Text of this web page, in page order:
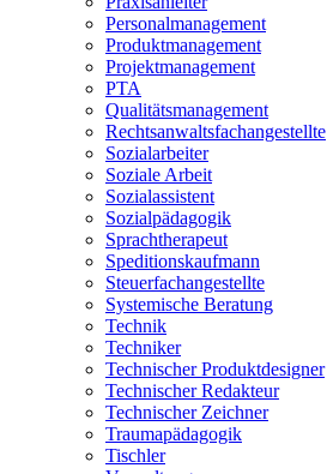
Personalmanagement
Produktmanagement
Projektmanagement
PTA
Qualitätsmanagement
Rechtsanwaltsfachangestellte
Sozialarbeiter
Soziale Arbeit
Sozialassistent
Sozialpädagogik
Sprachtherapeut
Speditionskaufmann
Steuerfachangestellte
Systemische Beratung
Technik
Techniker
Technischer Produktdesigner
Technischer Redakteur
Technischer Zeichner
Traumapädagogik
Tischler